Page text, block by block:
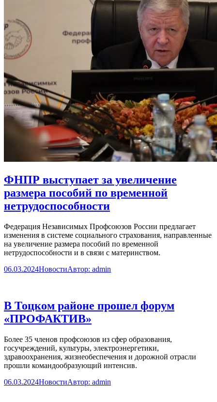
ФНПР выступает за увеличение
размера пособий по временной
нетрудоспособности
Федерация Независимых Профсоюзов России предлагает
изменения в системе социального страхования, направленные
на увеличение размера пособий по временной
нетрудоспособности и в связи с материнством.
06.03.2024НовостиАвтор: admin
В Тоцком районе прошел форум
«ПРОФАКТИВ»
Более 35 членов профсоюзов из сфер образования,
госучреждений, культуры, электроэнергетики,
здравоохранения, жизнеобеспечения и дорожной отрасли
прошли командообразующий интенсив.
06.03.2024НовостиАвтор: admin